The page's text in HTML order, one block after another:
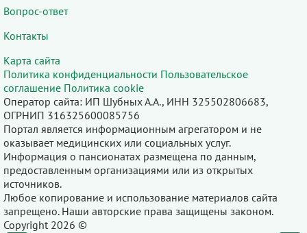
Вопрос-ответ
Контакты
Карта сайта
Политика конфиденциальности Пользовательское
соглашение Политика cookie
Оператор сайта: ИП Шубных А.А., ИНН 325502806683,
ОГРНИП 316325600085756
Портал является информационным агрегатором и не
оказывает медицинских или социальных услуг.
Информация о пансионатах размещена по данным,
предоставленным организациями или из открытых
источников.
Любое копирование и использование материалов сайта
запрещено. Наши авторские права защищены законом.
Copyright 2026 ©